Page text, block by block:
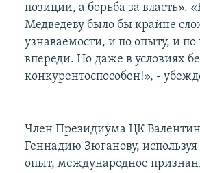
позиции, а борьба за
Медведеву было бы крайне
узнаваемости, и по опыту, и
впереди. Но даже в условиях
конкурентоспособен!», -
Член Президиума ЦК
Геннадию Зюганову,
опыт, международное